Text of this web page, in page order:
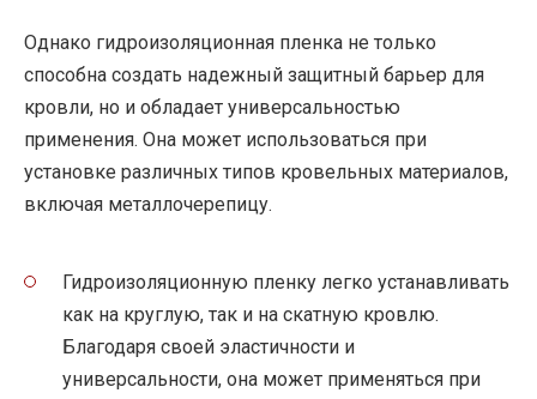
Однако гидроизоляционная пленка не только
способна создать надежный защитный барьер для
кровли, но и обладает универсальностью
применения. Она может использоваться при
установке различных типов кровельных материалов,
включая металлочерепицу.
Гидроизоляционную пленку легко устанавливать
как на круглую, так и на скатную кровлю.
Благодаря своей эластичности и
универсальности, она может применяться при